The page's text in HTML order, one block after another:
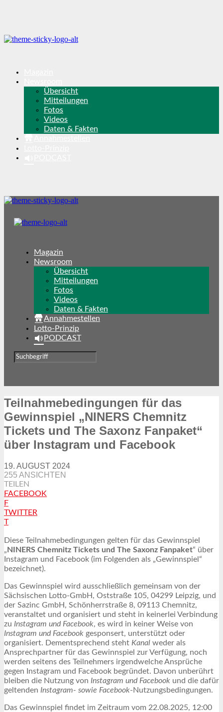
Übersicht
Mitteilungen
Fotos
Videos
Daten & Fakten
Magazin
Newsroom
Übersicht
Mitteilungen
Fotos
Videos
Daten & Fakten
Annahmestellen
Lotto-Prinzip
PODCAST
Teilnahmebedingungen für das
Gewinnspiel „NINERS Chemnitz
Tickets und The Saxonz Fanpaket“
über Instagram und Facebook
19. AUGUST 2024
255 ANSICHTEN
TEILEN
FACEBOOK
F
TWITTER
T
Diese Teilnahmebedingungen gelten für das Gewinnspiel
„ NINERS Chemnitz Tickets und The Saxonz Fanpaket“ über
Instagram und Facebook (im Folgenden als „Gewinnspiel“
bezeichnet).
Das Gewinnspiel wird ausschließlich gemeinsam von der
Sächsischen Lotto-GmbH, Oststraße 105, 04299 Leipzig, und
der Sazinc GmbH, Schönherrstraße 8, 09113 Chemnitz,
veranstaltet und organisiert und steht in keinerlei Verbindung
zu Instagram und Facebook, es wird in keiner Weise von
Instagram und Facebook gesponsert, unterstützt oder
organisiert. Dementsprechend steht Kanal weder als
Ansprechpartner für das Gewinnspiel zur Verfügung, noch
werden seitens des Teilnehmers irgendwelche Ansprüche
gegen Instagram und Facebook begründet. Davon unberührt
bleiben die Nutzung von Instagram und Facebook und die dafür
geltenden Instagram- sowie Facebook-Nutzungsbedingungen.
Das Gewinnspiel findet im Zeitraum vom 22.08.2025, 12:00